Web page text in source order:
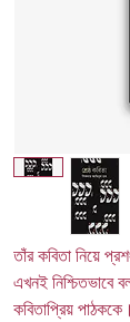
তাঁর কবিতা নিয়ে
এখনই নিশ্চিতভাবে
কবিতাপ্রিয়